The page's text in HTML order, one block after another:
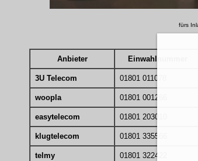
fürs
Anbieter Einwahlnummer
3U Telecom 01801 011078
woopla 01801 001266
easytelecom 01801 203010
klugtelecom 01801 335566
telmy 01801 322422